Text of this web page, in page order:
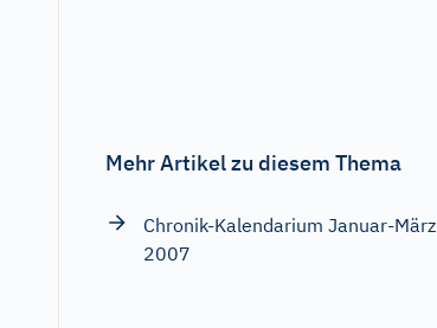
Mehr Artikel zu diesem Thema
Chronik-Kalendarium Januar-März
2007